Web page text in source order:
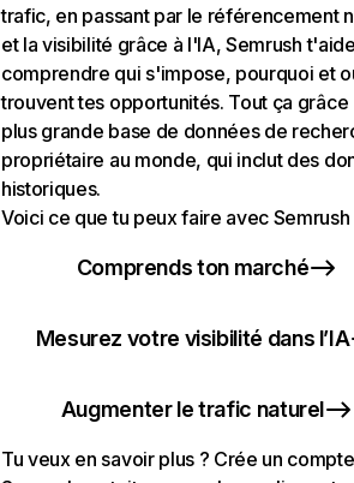
trafic, en passant par le référencement
et la visibilité grâce à l'IA, Semrush
comprendre qui s'impose, pourquoi et
trouvent tes opportunités. Tout ça grâce
plus grande base de données de
propriétaire au monde, qui inclut des
historiques.
Voici ce que tu peux faire avec Semrush
Comprends ton marché
Mesurez votre visibilité dans l’IA
Augmenter le trafic naturel
Tu veux en savoir plus ? Crée un compte